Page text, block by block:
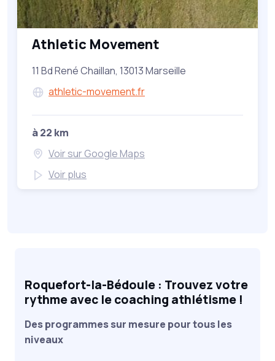
Athletic Movement
11 Bd René Chaillan, 13013 Marseille
athletic-movement.fr
à 22 km
Voir sur Google Maps
Voir plus
Roquefort-la-Bédoule : Trouvez votre
rythme avec le coaching athlétisme !
Des programmes sur mesure pour tous les
niveaux